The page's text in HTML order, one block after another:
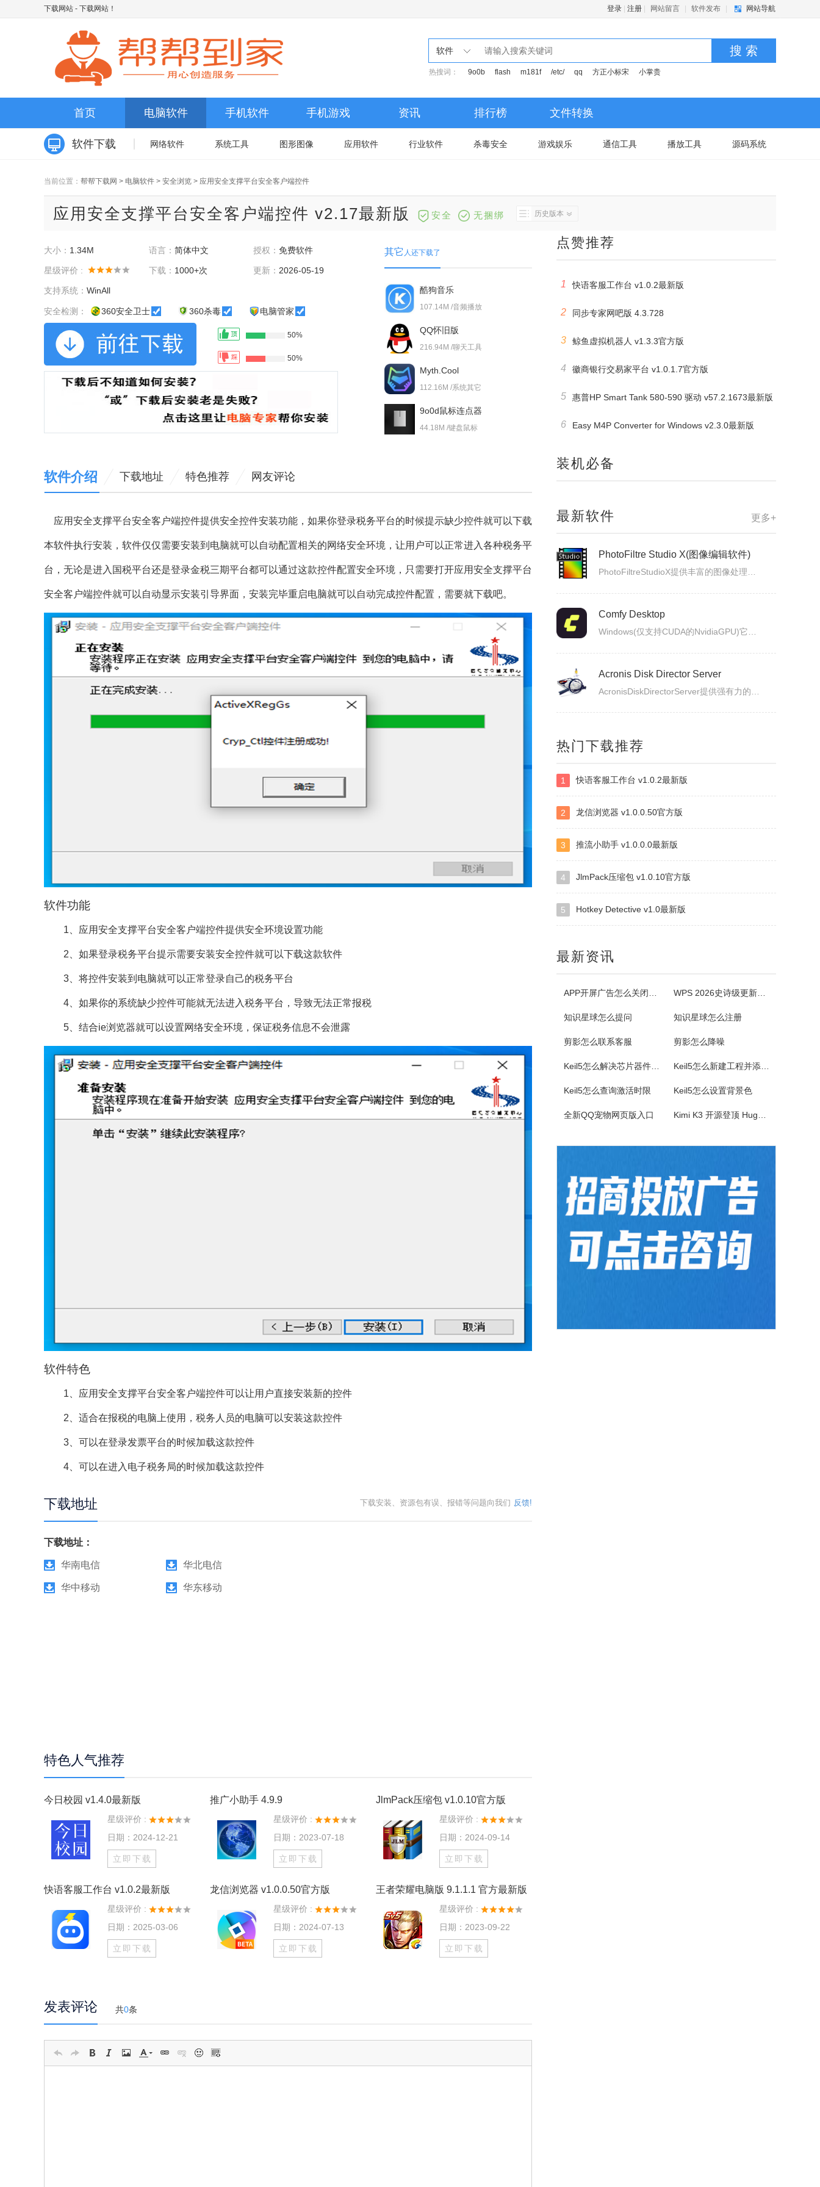
下载网站 - 下载网站！ 登录 注册 网站留言 软件发布 网站导航
软件 搜 索
热搜词： 9o0b flash m181f /etc/ qq 方正小标宋 小掌贵
首页 电脑软件 手机软件 手机游戏 资讯 排行榜 文件转换
软件下载 网络软件 系统工具 图形图像 应用软件 行业软件 杀毒安全 游戏娱乐 通信工具 播放工具 源码系统
当前位置： 帮帮下载网 > 电脑软件 > 安全浏览 > 应用安全支撑平台安全客户端控件
应用安全支撑平台安全客户端控件 v2.17最新版 安全 无捆绑 历史版本
大小： 1.34M 语言： 简体中文 授权：免费软件
星级评价 : 下载： 1000+次 更新： 2026-05-19
支持系统： WinAll
安全检测： 360安全卫士 360杀毒 电脑管家
50%
50%
其它 人还下载了
酷狗音乐
107.14M /音频播放
QQ怀旧版
216.94M /聊天工具
Myth.Cool
112.16M /系统其它
9o0d鼠标连点器
44.18M /键盘鼠标
软件介绍 下载地址 特色推荐 网友评论
应用安全支撑平台安全客户端控件提供安全控件安装功能，如果你登录税务平台的时候提示缺少控件就可以下载
本软件执行安装，软件仅仅需要安装到电脑就可以自动配置相关的网络安全环境，让用户可以正常进入各种税务平
台，无论是进入国税平台还是登录金税三期平台都可以通过这款控件配置安全环境，只需要打开应用安全支撑平台
安全客户端控件就可以自动显示安装引导界面，安装完毕重启电脑就可以自动完成控件配置，需要就下载吧。
软件功能
1、应用安全支撑平台安全客户端控件提供安全环境设置功能
2、如果登录税务平台提示需要安装安全控件就可以下载这款软件
3、将控件安装到电脑就可以正常登录自己的税务平台
4、如果你的系统缺少控件可能就无法进入税务平台，导致无法正常报税
5、结合ie浏览器就可以设置网络安全环境，保证税务信息不会泄露
软件特色
1、应用安全支撑平台安全客户端控件可以让用户直接安装新的控件
2、适合在报税的电脑上使用，税务人员的电脑可以安装这款控件
3、可以在登录发票平台的时候加载这款控件
4、可以在进入电子税务局的时候加载这款控件
下载地址 下载安装、资源包有误、报错等问题向我们 反馈!
下载地址：
华南电信 华北电信
华中移动 华东移动
特色人气推荐
今日校园 v1.4.0最新版
星级评价 :
日期：2024-12-21
立即下载
推广小助手 4.9.9
星级评价 :
日期：2023-07-18
立即下载
JlmPack压缩包 v1.0.10官方版
星级评价 :
日期：2024-09-14
立即下载
快语客服工作台 v1.0.2最新版
星级评价 :
日期：2025-03-06
立即下载
龙信浏览器 v1.0.0.50官方版
星级评价 :
日期：2024-07-13
立即下载
王者荣耀电脑版 9.1.1.1 官方最新版
星级评价 :
日期：2023-09-22
立即下载
发表评论 共0条
点赞推荐
1 快语客服工作台 v1.0.2最新版
2 同步专家网吧版 4.3.728
3 鲸鱼虚拟机器人 v1.3.3官方版
4 徽商银行交易家平台 v1.0.1.7官方版
5 惠普HP Smart Tank 580-590 驱动 v57.2.1673最新版
6 Easy M4P Converter for Windows v2.3.0最新版
装机必备
更多+
最新软件
金舟CAD看图
装机吧一键重装系统
图片裁剪神器
热门下载推荐
1 快语客服工作台 v1.0.2最新版
2 龙信浏览器 v1.0.0.50官方版
3 推流小助手 v1.0.0.0最新版
4 JlmPack压缩包 v1.0.10官方版
5 Hotkey Detective v1.0最新版
最新资讯
APP开屏广告怎么关闭？3招彻底关闭跳转 WPS 2026史诗级更新！重构存储管理，深度融合AI应用
知识星球怎么提问 知识星球怎么注册
剪影怎么联系客服 剪影怎么降噪
Keil5怎么解决芯片器件库找不到 Keil5怎么新建工程并添加汇编文件生成HEX文件
Keil5怎么查询激活时限 Keil5怎么设置背景色
全新QQ宠物网页版入口 Kimi K3 开源登顶 Hugging Face！如何免费使用？